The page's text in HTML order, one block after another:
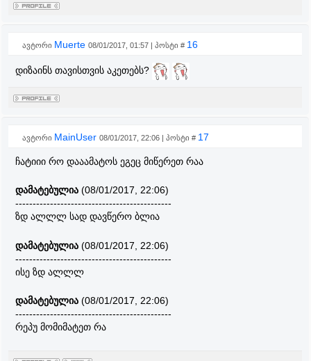
ავტორი Muerte 08/01/2017, 01:57 | პოსტი # 16
დიზაინს თავისთვის აკეთებს?
ავტორი MainUser 08/01/2017, 22:06 | პოსტი # 17
ჩატიიი რო დააამატოს ეგეც მიწერეთ რაა
დამატებულია (08/01/2017, 22:06)
---------------------------------------------
ზდ ალლლ სად დავწერო ბლია
დამატებულია (08/01/2017, 22:06)
---------------------------------------------
ისე ზდ ალლლ
დამატებულია (08/01/2017, 22:06)
---------------------------------------------
რეპუ მომიმატეთ რა